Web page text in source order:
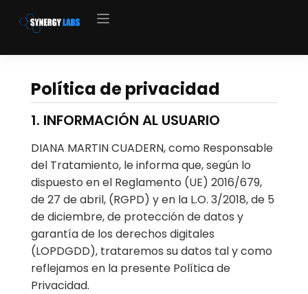
Política de privacidad
1. INFORMACIÓN AL USUARIO
DIANA MARTIN CUADERN, como Responsable
del Tratamiento, le informa que, según lo
dispuesto en el Reglamento (UE) 2016/679,
de 27 de abril, (RGPD) y en la L.O. 3/2018, de 5
de diciembre, de protección de datos y
garantía de los derechos digitales
(LOPDGDD), trataremos su datos tal y como
reflejamos en la presente Política de
Privacidad.